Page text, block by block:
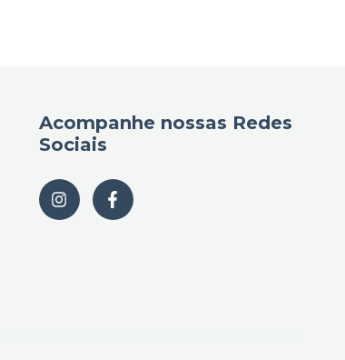
Acompanhe nossas Redes
Sociais